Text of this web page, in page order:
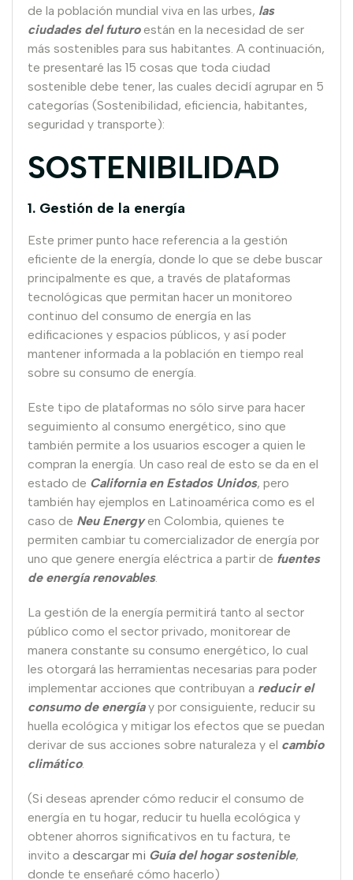
de la población mundial viva en las urbes, las
ciudades del futuroestán en la necesidad de ser
más sostenibles para sus habitantes. A continuación,
te presentaré las 15 cosas que toda ciudad
sostenible debe tener, las cuales decidí agrupar en 5
categorías (Sostenibilidad, eficiencia, habitantes,
seguridad y transporte):
SOSTENIBILIDAD
1. Gestión de la energía
Este primer punto hace referencia a la gestión
eficiente de la energía, donde lo que se debe buscar
principalmente es que, a través de plataformas
tecnológicas que permitan hacer un monitoreo
continuo del consumo de energía en las
edificaciones y espacios públicos, y así poder
mantener informada a la población en tiempo real
sobre su consumo de energía.
Este tipo de plataformas no sólo sirve para hacer
seguimiento al consumo energético, sino que
también permite a los usuarios escoger a quien le
compran la energía. Un caso real de esto se da en el
estado de California en Estados Unidos, pero
también hay ejemplos en Latinoamérica como es el
caso de Neu Energyen Colombia, quienes te
permiten cambiar tu comercializador de energía por
uno que genere energía eléctrica a partir de fuentes
de energía renovables.
La gestión de la energía permitirá tanto al sector
público como el sector privado, monitorear de
manera constante su consumo energético, lo cual
les otorgará las herramientas necesarias para poder
implementar acciones que contribuyan a reducir el
consumo de energíay por consiguiente, reducir su
huella ecológica y mitigar los efectos que se puedan
derivar de sus acciones sobre naturaleza y el cambio
climático.
(Si deseas aprender cómo reducir el consumo de
energía en tu hogar, reducir tu huella ecológica y
obtener ahorros significativos en tu factura, te
invito a descargar mi Guía del hogar sostenible,
donde te enseñaré cómo hacerlo)